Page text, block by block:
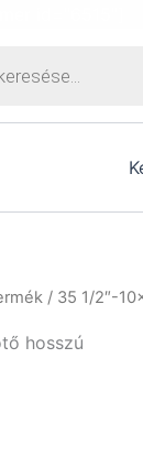
/ 35 1/2″-
hosszú